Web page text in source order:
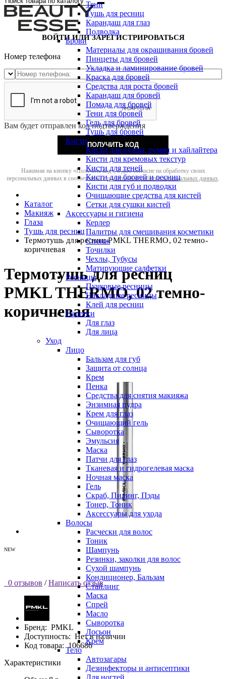
Тени
Тушь для ресниц
Карандаш для глаз
Подводка
Брови
Материалы для окрашивания бровей
Пинцеты для бровей
Укладка и ламинирование бровей
Краска для бровей
Средства для роста бровей
Карандаш для бровей
Помада для бровей
Тени для бровей
Гель для бровей
Тушь для бровей
Кисти
Кисти для пудры, румян и хайлайтера
Кисти для кремовых текстур
Кисти для теней
Кисти для бровей и ресниц
Кисти для губ и подводки
Очищающие средства для кистей
Сетки для сушки кистей
Аксессуары и гигиена
Керлер
Палитры для смешивания косметики
Спонж
Точилки
Чехлы, Тубусы
Матирующие салфетки
Ресницы
Пучковые ресницы
Накладные ресницы
Клей для ресниц
Палетки
Для глаз
Для лица
Уход
Лицо
Бальзам для губ
Защита от солнца
Крем
Пенка
Средства для снятия макияжа
Энзимная пудра
Крем для глаз
Очищающий гель
Сыворотка
Эмульсия
Маска
Патчи для глаз
Тканевая и гидрогелевая маска
Ночная маска
Гель
Скраб, Пилинг, Пэды
Тонер, Тоник
Аксессуары для ухода
Волосы
Расчески для волос
Тоник
Шампунь
Резинки, заколки для волос
Сухой шампунь
Кондиционер, Бальзам
Стайлинг
Маска
Спрей
Масло
Сыворотка
Лосьон
Крем
Тело
Автозагары
Дезинфекторы и антисептики
Для ногтей
ВОЙТИ ИЛИ ЗАРЕГИСТРИРОВАТЬСЯ
Номер телефона
Вам будет отправлен код подтверждения
ПОЛУЧИТЬ КОД
Нажимая на кнопку «Получить код», я даю согласие на обработку своих
персональных данных в соответствии сполитикой обработки персональных данных.
Каталог
Макияж
Глаза
Тушь для ресниц
Термотушь для ресниц PMKL THERMO, 02 темно-
коричневая
Термотушь для ресниц
PMKL THERMO, 02 темно-
коричневая
NEW
0 отзывов / Написать отзыв
Бренд: PMKL
Доступность: Нет в наличии
Код товара: 106686
Характеристики